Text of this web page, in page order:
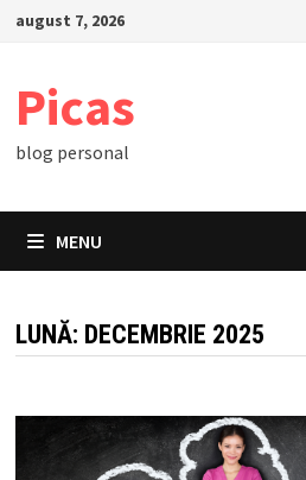
Skipaugust 7, 2026
Picas
blog personal
MENU
LUNĂ: DECEMBRIE 2025